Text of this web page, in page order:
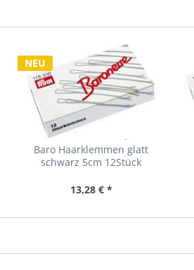
NEU
Baro Haarklemmen glatt
schwarz 5cm 12Stück
13,28 € *